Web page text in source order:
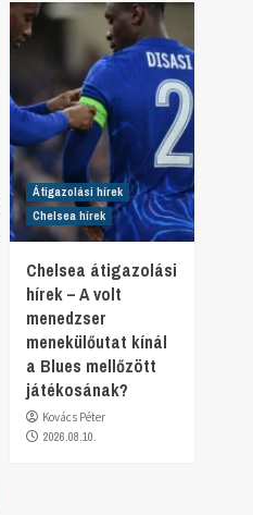
Átigazolási hírek
Chelsea hírek
Chelsea átigazolási
hírek – A volt
menedzser
menekülőutat kínál
a Blues mellőzött
játékosának?
Kovács Péter
2026.08.10.